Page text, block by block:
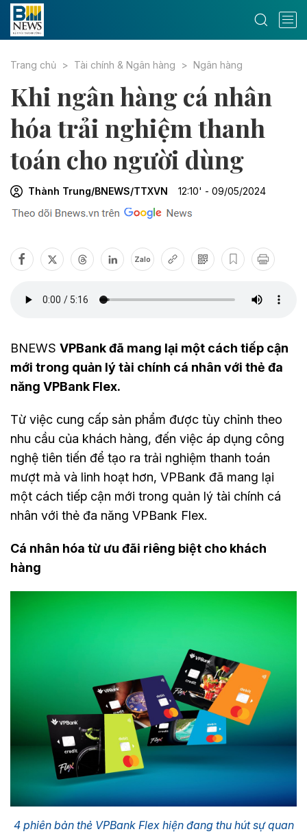
Trang chủ Tài chính & Ngân hàng Ngân hàng
Khi ngân hàng cá nhân
hóa trải nghiệm thanh
toán cho người dùng
Thành Trung/BNEWS/TTXVN 12:10' - 09/05/2024
Zalo
BNEWS VPBank đã mang lại một cách tiếp cận
mới trong quản lý tài chính cá nhân với thẻ đa
năng VPBank Flex.
Từ việc cung cấp sản phẩm được tùy chỉnh theo
nhu cầu của khách hàng, đến việc áp dụng công
nghệ tiên tiến để tạo ra trải nghiệm thanh toán
mượt mà và linh hoạt hơn, VPBank đã mang lại
một cách tiếp cận mới trong quản lý tài chính cá
nhân với thẻ đa năng VPBank Flex.
Cá nhân hóa từ ưu đãi riêng biệt cho khách
hàng
4 phiên bản thẻ VPBank Flex hiện đang thu hút sự quan